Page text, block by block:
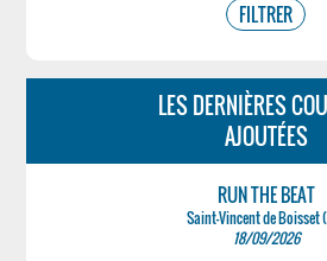
LES DERNIÈRES
AJOUTÉES
RUN THE BEAT
Saint-Vincent de Boisset
18/09/2026